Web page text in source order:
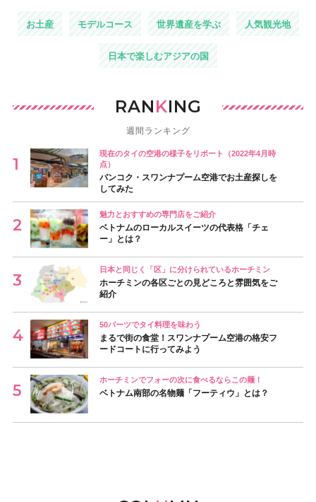
お土産 モデルコース 世界遺産を学ぶ 人気観光地
日本で楽しむアジアの国
RANKING
週間ランキング
現在のタイの空港の様子をリポート（2022年4月時
点）
バンコク・スワンナプーム空港でお土産探しを
してみた
魅力とおすすめの専門店をご紹介
ベトナムのローカルスイーツの代表格「チェ
ー」とは？
日本と同じく「区」に分けられているホーチミン
ホーチミンの各区ごとの見どころと雰囲気をご
紹介
50バーツでタイ料理を味わう
まるで街の食堂！スワンナプーム空港の格安フ
ードコートに行ってみよう
ホーチミンでフォーの次に食べるならこの麺！
ベトナム南部の名物麺「フーティウ」とは？